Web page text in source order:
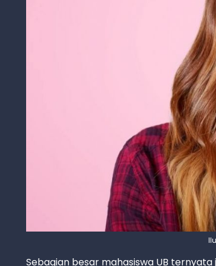
Sebagian besar mahasiswa UB